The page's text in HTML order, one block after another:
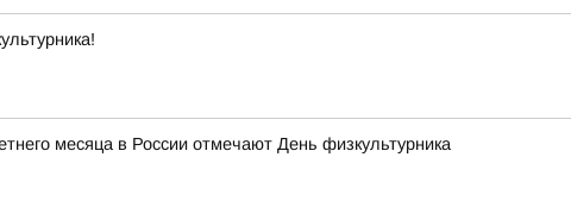
месяца в России отмечают День физкультурника